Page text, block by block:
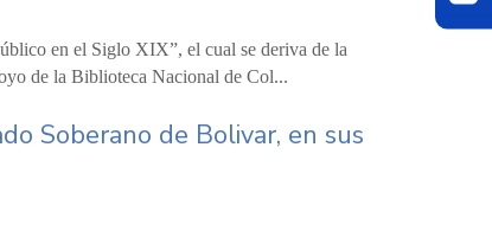
en el Siglo XIX”, el cual se deriva de la
de la Biblioteca Nacional de Col...
Soberano de Bolivar, en sus